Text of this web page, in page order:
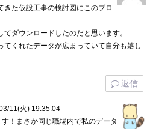
た仮設工事の検討図にこのブロ
ダウンロードしたのだと思います。
くれたデータが広まっていて自分も嬉し
返信
11(火) 19:35:04
！まさか同じ職場内で私のデータ